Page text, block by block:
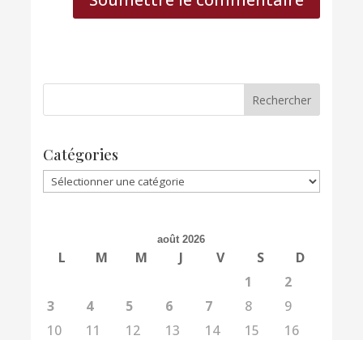
Catégories
Catégories
août 2026
L M M J V S
D
1
2
3
4 5 6 7 8
9
10
11 12 13 14 15
16